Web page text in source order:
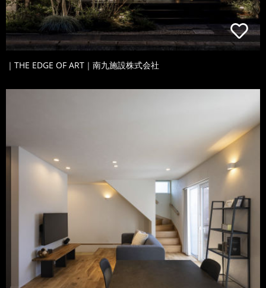
｜THE EDGE OF ART｜南九施設株式会社